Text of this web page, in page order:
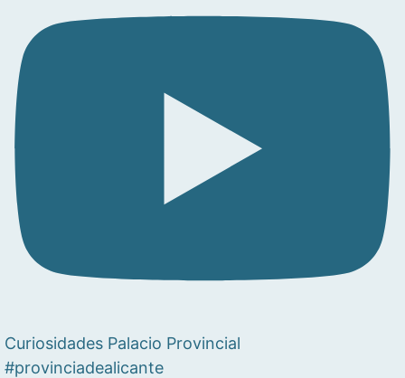
Curiosidades Palacio Provincial
#provinciadealicante